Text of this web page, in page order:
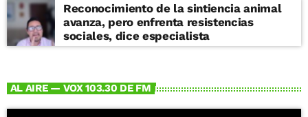
Reconocimiento de la sintiencia animal
avanza, pero enfrenta resistencias
sociales, dice especialista
AL AIRE — VOX 103.30 DE FM